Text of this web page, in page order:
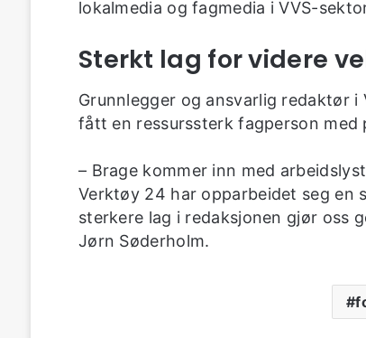
lokalmedia og fagmedia i VVS-
Sterkt lag for videre
Grunnlegger og ansvarlig redaktør
fått en ressurssterk fagperson med
– Brage kommer inn med
Verktøy 24 har opparbeidet seg en
sterkere lag i redaksjonen gjør oss
Jørn Søderholm.